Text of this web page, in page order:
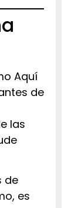
Aquí
de
las
de
es